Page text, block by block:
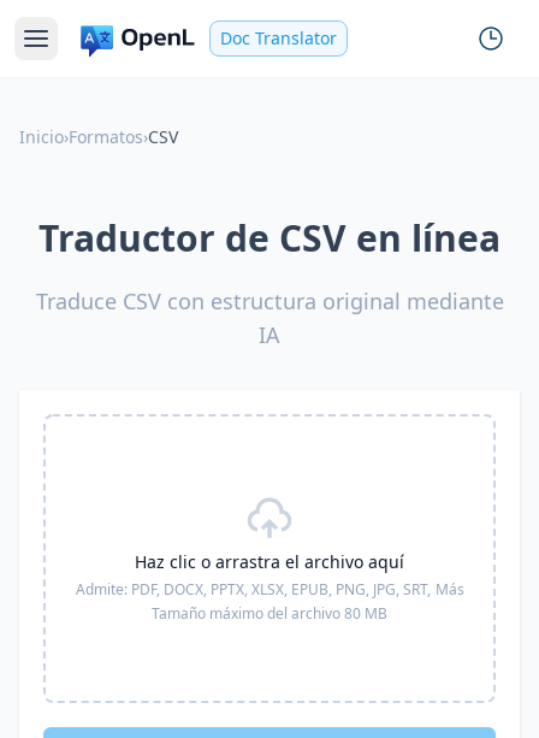
Doc Translator
Inicio›Formatos›CSV
Traductor de CSV en línea
Traduce CSV con estructura original mediante
IA
Haz clic o arrastra el archivo aquí
Admite: PDF, DOCX, PPTX, XLSX, EPUB, PNG, JPG, SRT, Más
Tamaño máximo del archivo 80 MB